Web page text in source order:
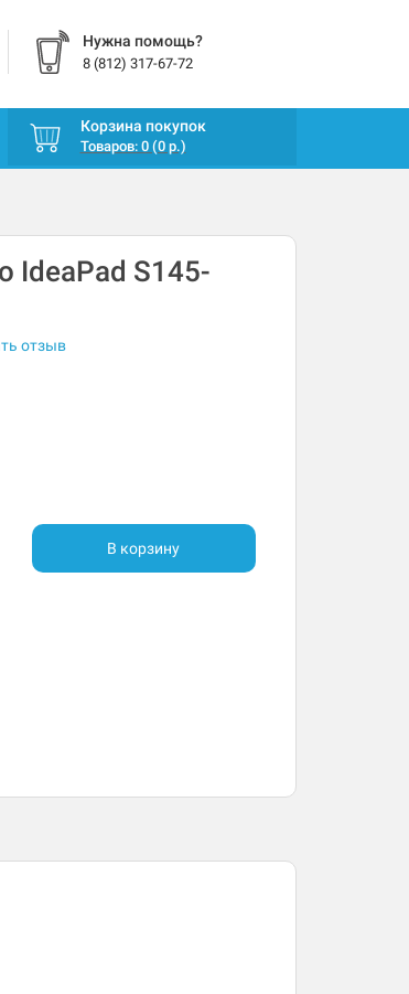
Нужна помощь?
8 (812) 317-67-72
Корзина покупок
Товаров: 0 (0 р.)
IdeaPad S145-
отзыв
В корзину